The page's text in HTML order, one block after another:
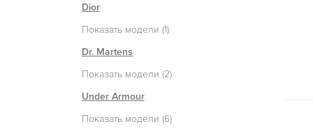
Dior
Показать модели (1)
Dr. Martens
Показать модели (2)
Under Armour
Показать модели (6)